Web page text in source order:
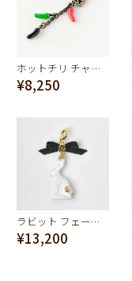
ホットチリ チャーム
¥8,250
ラビット フェーブ チャーム
¥13,200